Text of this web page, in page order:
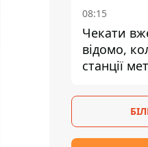
08:15
Чекати
відомо,
станції